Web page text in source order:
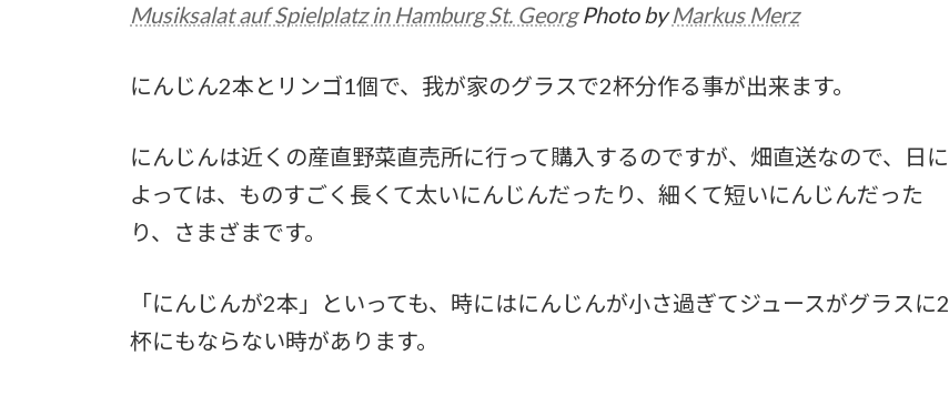
Musiksalat auf Spielplatz in Hamburg St. GeorgPhoto byMarkus Merz
にんじん2本とリンゴ1個で、我が家のグラスで2杯分作る事が出来ます。
にんじんは近くの産直野菜直売所に行って購入するのですが、畑直送なので、日に
よっては、ものすごく長くて太いにんじんだったり、細くて短いにんじんだった
り、さまざまです。
「にんじんが2本」といっても、時にはにんじんが小さ過ぎてジュースがグラスに2
杯にもならない時があります。